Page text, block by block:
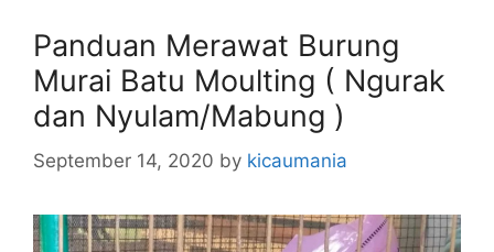
Panduan Merawat Burung
Murai Batu Moulting ( Ngurak
dan Nyulam/Mabung )
September 14, 2020 by kicaumania